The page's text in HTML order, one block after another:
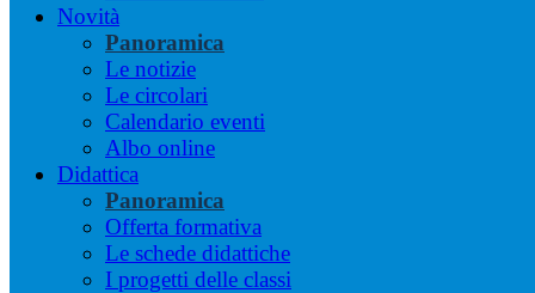
Novità
Panoramica
Le notizie
Le circolari
Calendario eventi
Albo online
Didattica
Panoramica
Offerta formativa
Le schede didattiche
I progetti delle classi